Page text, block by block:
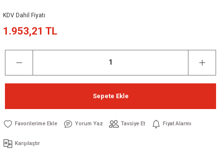
KDV Dahil Fiyatı
1.953,21 TL
Sepete Ekle
Yorum Yaz Tavsiye Et Fiyat Alarmı
Karşılaştır